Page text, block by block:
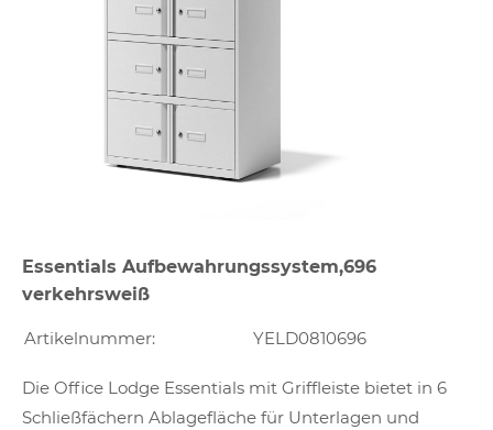
Essentials Aufbewahrungssystem,696
verkehrsweiß
Artikelnummer: YELD0810696
Die Office Lodge Essentials mit Griffleiste bietet in 6
Schließfächern Ablagefläche für Unterlagen und